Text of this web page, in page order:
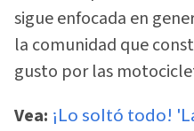
sigue enfocada en
la comunidad que
gusto por las
Vea: ¡Lo soltó todo!